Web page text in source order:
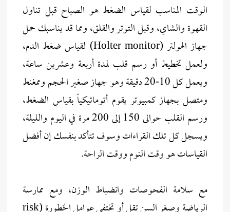
الوقت المناسب لقياس الضغط هو الصباح قبل تناول
القهوة والشاي، وقبل التوتر والقلق، ومما قد يناسبك حمل
جهاز الهولتر (Holter monitor) لقياس ضغط الدم،
ولعمل تخطيط أو رسم قلب لمدة أربعة وعشرين ساعة،
ويعمل كل 10-20 دقيقة وهو جهاز صغير الحجم وممغنط
ومتصل بجهاز كمبيوتر يقوم أتوماتيكياً بقياس الضغط،
ورسم القلب حوالى 150 إلى 200 مرة في اليوم والليلة،
ويسجل كل تلك القراءات وسوف تتأكد بنفسك إن أفضل
القياسات هو وقت النوم ووقت الراحة.
مع سلامة الفحوصات وانضباط الوزن، ومع ممارسة